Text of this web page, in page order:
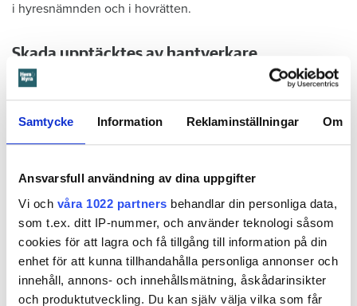
Samtycke Information Reklaminställningar Om
Ansvarsfull användning av dina uppgifter
Vi och våra 1022 partners behandlar din personliga data,
som t.ex. ditt IP-nummer, och använder teknologi såsom
cookies för att lagra och få tillgång till information på din
enhet för att kunna tillhandahålla personliga annonser och
innehåll, annons- och innehållsmätning, åskådarinsikter
och produktutveckling. Du kan själv välja vilka som får
i hyresnämnden och i hovrätten.
Skada upptäcktes av hantverkare
Det var när hyresvärdens hantverkare skulle byta ett
duschmunstycke under hösten förra året som en spricka i
plastmattan på väggen i duschen upptäcktes. Strax efter
svetsskarven under en längre tid och orsakat omfattande
vattenskador.
Därför sade den privata hyresvärden upp hyreskontraktet
med hänvisning till att hyresgästen inte iakttagit sin så
kallade vårdplikt (se faktaruta). Eftersom han inte gick med
på att flytta fick hyresnämnden i Malmö pröva